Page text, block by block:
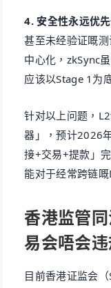
4. 安全性永远优先
甚至未经验证嘅
中心化，zkSync
应该以Stage 1为
针对以上问题，
器」，预计2026
接+交易+提款」
能对于经常跨链
香港监管
易会唔会违
目前香港证监会